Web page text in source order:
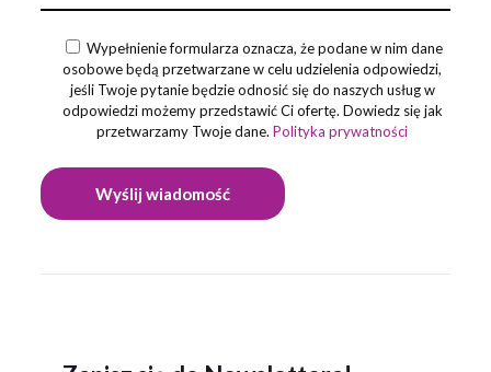
Wypełnienie formularza oznacza, że podane w nim dane
osobowe będą przetwarzane w celu udzielenia odpowiedzi,
jeśli Twoje pytanie będzie odnosić się do naszych usług w
odpowiedzi możemy przedstawić Ci ofertę. Dowiedz się jak
przetwarzamy Twoje dane.Polityka prywatności